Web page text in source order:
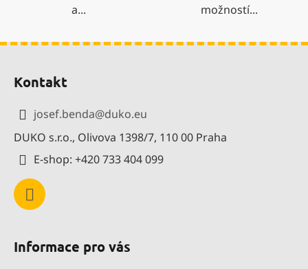
a...
možností...
Kontakt
josef.benda@duko.eu
DUKO s.r.o., Olivova 1398/7, 110 00 Praha
E-shop: +420 733 404 099
Informace pro vás